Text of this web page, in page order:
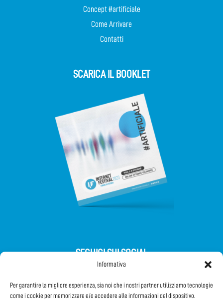
Informativa
Per garantire la migliore esperienza, sia noi che i nostri partner utilizziamo tecnologie
come i cookie per memorizzare e/o accedere alle informazioni del dispositivo.
Concept #artificiale
Come Arrivare
Contatti
SCARICA IL BOOKLET
SEGUICI SUI SOCIAL